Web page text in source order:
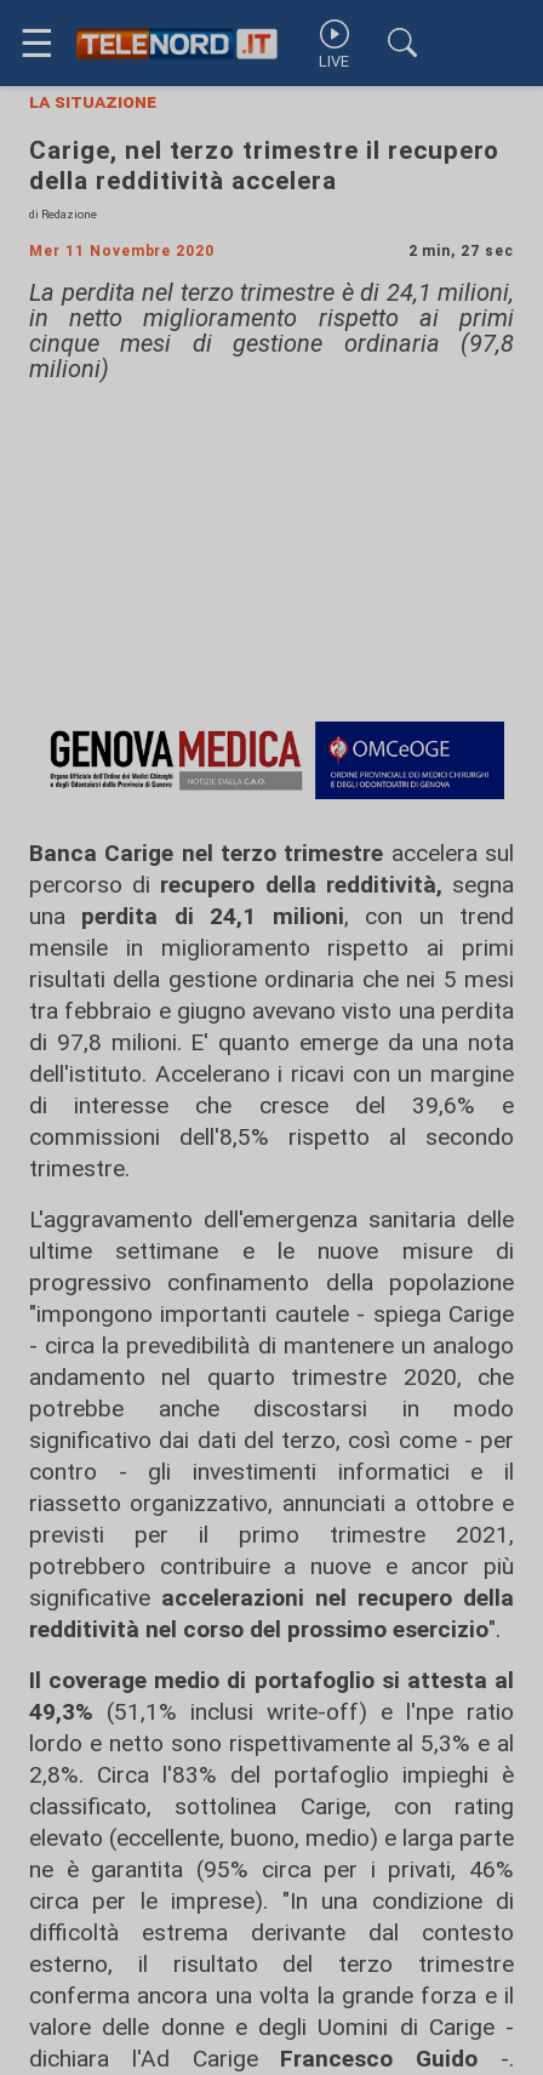
☰ LIVE
la situazione
Carige, nel terzo trimestre il recupero
della redditività accelera
di Redazione
Mer 11 Novembre 2020 2 min, 27 sec
La perdita nel terzo trimestre è di 24,1 milioni,
in netto miglioramento rispetto ai primi
cinque mesi di gestione ordinaria (97,8
milioni)
Banca Carige nel terzo trimestre accelera sul
percorso di recupero della redditività, segna
una perdita di 24,1 milioni, con un trend
mensile in miglioramento rispetto ai primi
risultati della gestione ordinaria che nei 5 mesi
tra febbraio e giugno avevano visto una perdita
di 97,8 milioni. E' quanto emerge da una nota
dell'istituto. Accelerano i ricavi con un margine
di interesse che cresce del 39,6% e
commissioni dell'8,5% rispetto al secondo
trimestre.
L'aggravamento dell'emergenza sanitaria delle
ultime settimane e le nuove misure di
progressivo confinamento della popolazione
"impongono importanti cautele - spiega Carige
- circa la prevedibilità di mantenere un analogo
andamento nel quarto trimestre 2020, che
potrebbe anche discostarsi in modo
significativo dai dati del terzo, così come - per
contro - gli investimenti informatici e il
riassetto organizzativo, annunciati a ottobre e
previsti per il primo trimestre 2021,
potrebbero contribuire a nuove e ancor più
significative accelerazioni nel recupero della
redditività nel corso del prossimo esercizio".
Il coverage medio di portafoglio si attesta al
49,3% (51,1% inclusi write-off) e l'npe ratio
lordo e netto sono rispettivamente al 5,3% e al
2,8%. Circa l'83% del portafoglio impieghi è
classificato, sottolinea Carige, con rating
elevato (eccellente, buono, medio) e larga parte
ne è garantita (95% circa per i privati, 46%
circa per le imprese). "In una condizione di
difficoltà estrema derivante dal contesto
esterno, il risultato del terzo trimestre
conferma ancora una volta la grande forza e il
valore delle donne e degli Uomini di Carige -
dichiara l'Ad Carige Francesco Guido -.